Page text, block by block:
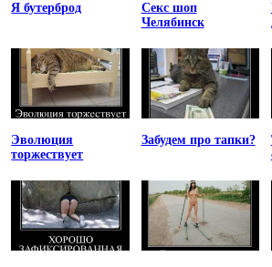
Я бутерброд
Секс шоп
Челябинск
Эволюция
торжествует
Забудем про тапки?